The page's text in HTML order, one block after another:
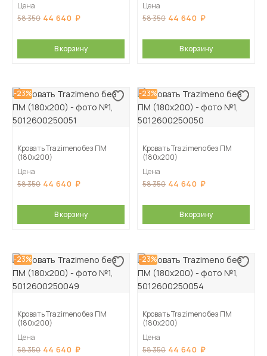
Цена
58 350 44 640
В корзину
Цена
58 350 44 640
В корзину
-23%
Кровать Trazimeno без ПМ
(180х200)
Цена
58 350 44 640
В корзину
-23%
Кровать Trazimeno без ПМ
(180х200)
Цена
58 350 44 640
В корзину
-23%
Кровать Trazimeno без ПМ
(180х200)
Цена
58 350 44 640
-23%
Кровать Trazimeno без ПМ
(180х200)
Цена
58 350 44 640